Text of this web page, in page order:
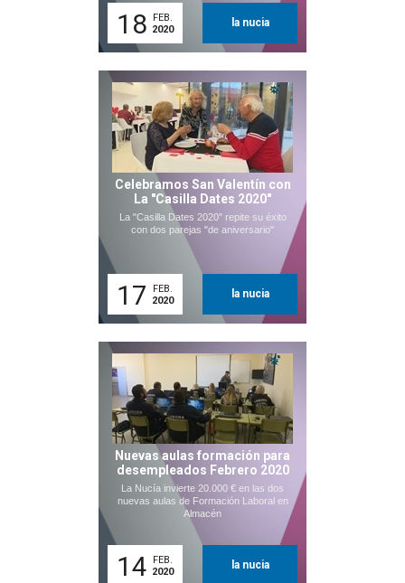
18
FEB.
2020
la nucia
Celebramos San Valentín con
La "Casilla Dates 2020"
La "Casilla Dates 2020" repite su éxito
con dos parejas "de aniversario"
17
FEB.
2020
la nucia
Nuevas aulas formación para
desempleados Febrero 2020
La Nucía invierte 20.000 € en las dos
nuevas aulas de Formación Laboral en
Almacén
14
FEB.
2020
la nucia